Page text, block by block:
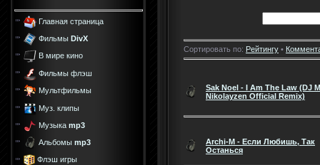
Главная страница
Фильмы DivX
В мире кино
Фильмы флэш
Мультфильмы
Муз. клипы
Музыка mp3
Альбомы mp3
Флэш игры
Сортировать по: Рейтингу •
Sak Noel - I Am The Law (DJ
Nikolayzen Official Remix)
Archi-M - Если Любишь, Так
Останься